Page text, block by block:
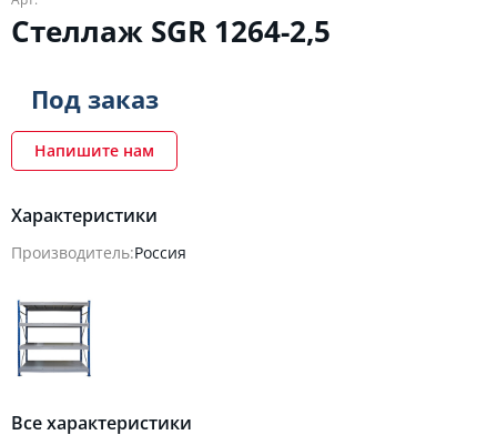
Стеллаж SGR 1264-2,5
Характеристики
Производитель:Россия
Под заказ
Напишите нам
Все характеристики